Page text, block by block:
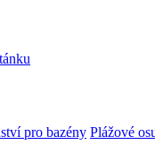
pro bazény Plážové